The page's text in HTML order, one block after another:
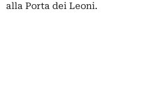
alla Porta dei Leoni.